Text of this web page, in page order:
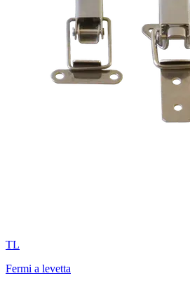
TL
Fermi a levetta